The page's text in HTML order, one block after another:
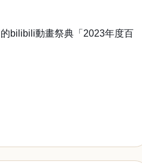
bilibili動畫祭典「2023年度百